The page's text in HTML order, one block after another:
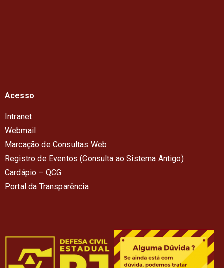
Acesso
Intranet
Webmail
Marcação de Consultas Web
Registro de Eventos (Consulta ao Sistema Antigo)
Cardápio – QCG
Portal da Transparência